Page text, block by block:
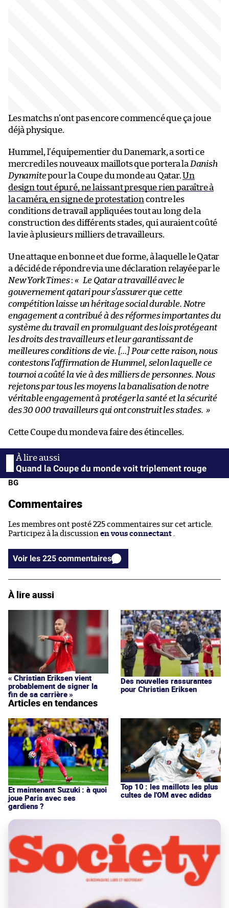
Les matchs n’ont pas encore commencé que ça joue
déjà physique.
Hummel, l’équipementier du Danemark, a sorti ce
mercredi les nouveaux maillots que portera la Danish
Dynamitepour la Coupe du monde au Qatar.Un
design tout épuré, ne laissant presque rien paraître à
la caméra, en signe de protestation contre les
conditions de travail appliquées tout au long de la
construction des différents stades, qui auraient coûté
la vie à plusieurs milliers de travailleurs.
Une attaque en bonne et due forme, à laquelle le Qatar
a décidé de répondre via une déclaration relayée par le
New York Times: « Le Qatar a travaillé avec le
gouvernement qatari pour s’assurer que cette
compétition laisse un héritage social durable. Notre
engagement a contribué à des réformes importantes du
système du travail en promulguant des lois protégeant
les droits des travailleurs et leur garantissant de
meilleures conditions de vie. […] Pour cette raison, nous
contestons l’affirmation de Hummel, selon laquelle ce
tournoi a coûté la vie à des milliers de personnes. Nous
rejetons par tous les moyens la banalisation de notre
véritable engagement à protéger la santé et la sécurité
des 30 000 travailleurs qui ont construit les stades. »
Cette Coupe du monde va faire des étincelles.
Quand la Coupe du monde voit triplement rouge
BG
Commentaires
Les membres ont posté 225 commentaires sur cet article.
Participez à la discussion en vous connectant
Voir les 225 commentaires
À lire aussi
« Christian Eriksen vient
probablement de signer la
fin de sa carrière »
Des nouvelles rassurantes
pour Christian Eriksen
Articles en tendances
Et maintenant Suzuki : à quoi
joue Paris avec ses
gardiens ?
Top 10 : les maillots les plus
cultes de l'OM avec adidas